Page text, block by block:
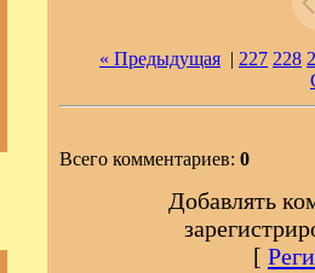
« Предыдущая | 227 228
Всего комментариев: 0
Добавлять
[